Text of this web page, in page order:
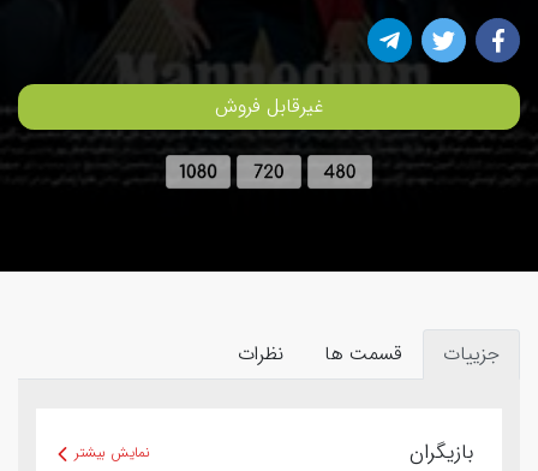
غیرقابل فروش
جزییات قسمت ها نظرات
بازیگران نمایش بیشتر